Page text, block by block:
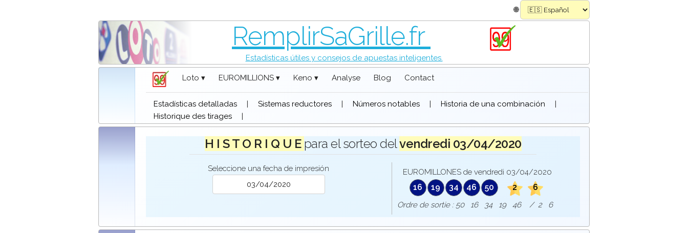
🌐
RemplirSaGrille.fr
Estadísticas útiles y consejos de apuestas inteligentes.
Loto ▾ EUROMILLIONS ▾ Keno ▾ Analyse Blog Contact
Estadísticas detalladas | Sistemas reductores | Números notables | Historia de una combinación
|
Historique des tirages
|
H I S T O R I Q U E para el sorteo delvendredi 03/04/2020
Seleccione una fecha de impresión EUROMILLONES de vendredi 03/04/2020
16 19 34 46 50 2 6
Ordre de sortie : 50 16 34 19 46 / 2 6